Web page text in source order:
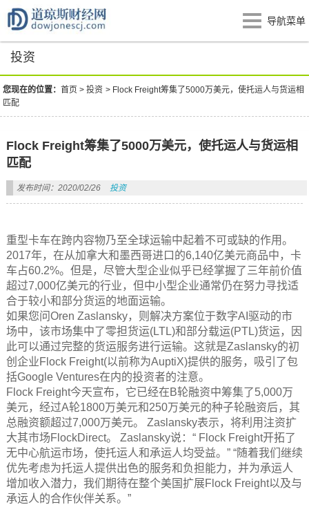
导航菜单
投资
您现在的位置：首页 >投资 > Flock Freight筹集了5000万美元，使托运人与货运相
匹配
Flock Freight筹集了5000万美元，使托运人与货运相
匹配
发布时间：2020/02/26 投资
重型卡车在跨内容物乃至全球运输中起着不可或缺的作用。
2017年，在从加拿大和墨西哥进口的6,140亿美元商品中，卡
车占60.2%。但是，尽管大型企业似乎已经掌握了三年前价值
超过7,000亿美元的行业，但中小型企业通常仍在努力寻找适
合于较小和部分货运的地面运输。
如果您问Oren Zaslansky，则解决方案位于数字AI驱动的市
场中，该市场集中了零担货运(LTL)和部分载运(PTL)货运，因
此可以通过完整的货运服务进行运输。这就是Zaslansky的初
创企业Flock Freight(以前称为AuptiX)提供的服务，吸引了包
括Google Ventures在内的投资者的注意。
Flock Freight今天宣布，它已经在B轮融资中筹集了5,000万
美元，经过A轮1800万美元和250万美元的种子轮融资后，其
总融资额超过7,000万美元。 Zaslansky表示，将利用注资扩
大其市场FlockDirect。 Zaslansky说：“ Flock Freight开拓了
无中心航运市场，使托运人和承运人均受益。” “随着我们继续
优先考虑为托运人提供出色的服务和负担能力，并为承运人
增加收入潜力，我们期待在整个美国扩展Flock Freight以及与
承运人的合作伙伴关系。”